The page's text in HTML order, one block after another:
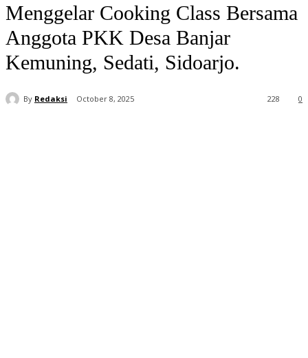
Menggelar Cooking Class Bersama
Anggota PKK Desa Banjar
Kemuning, Sedati, Sidoarjo.
By Redaksi October 8, 2025 0
228